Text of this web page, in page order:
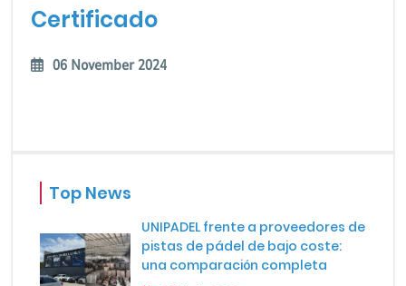
Certificado
06 November 2024
Top News
UNIPADEL frente a proveedores de
pistas de pádel de bajo coste:
una comparación completa